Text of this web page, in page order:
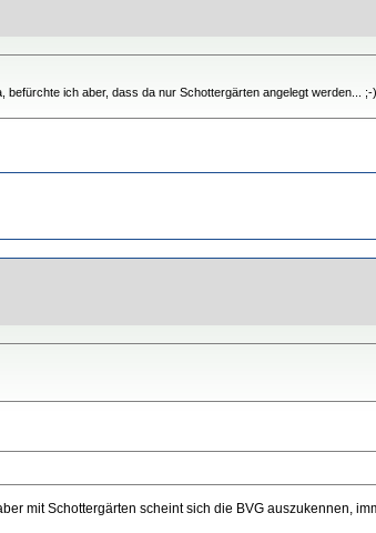
befürchte ich aber, dass da nur Schottergärten angelegt werden... ;-)
mit Schottergärten scheint sich die BVG auszukennen,